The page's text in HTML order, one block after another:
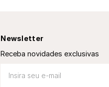
Newsletter
Receba novidades exclusivas